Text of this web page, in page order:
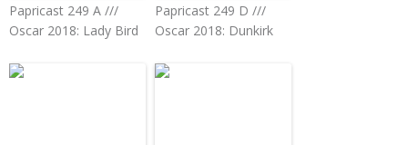
Papricast 249 A ///
Oscar 2018: Lady Bird
Papricast 249 D ///
Oscar 2018: Dunkirk